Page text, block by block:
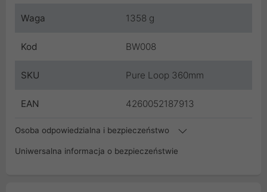
Waga 1358 g
Kod BW008
SKU Pure Loop 360mm
EAN 4260052187913
Osoba odpowiedzialna i bezpieczeństwo
Uniwersalna informacja o bezpieczeństwie